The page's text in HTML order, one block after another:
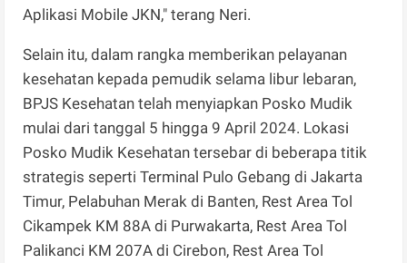
Aplikasi Mobile JKN," terang Neri.
Selain itu, dalam rangka memberikan pelayanan
kesehatan kepada pemudik selama libur lebaran,
BPJS Kesehatan telah menyiapkan Posko Mudik
mulai dari tanggal 5 hingga 9 April 2024. Lokasi
Posko Mudik Kesehatan tersebar di beberapa titik
strategis seperti Terminal Pulo Gebang di Jakarta
Timur, Pelabuhan Merak di Banten, Rest Area Tol
Cikampek KM 88A di Purwakarta, Rest Area Tol
Palikanci KM 207A di Cirebon, Rest Area Tol